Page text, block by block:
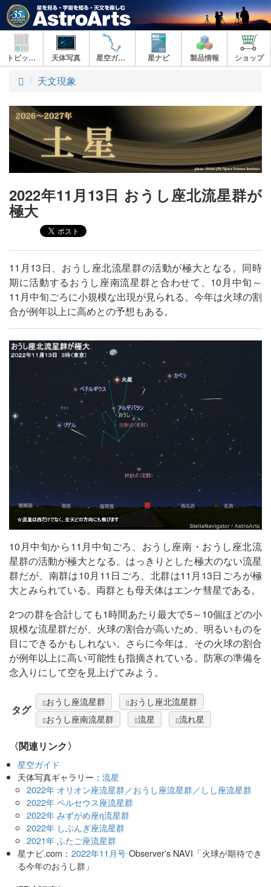
トピックス 天体写真 星空ガイド 星ナビ 製品情報 ショップ
ト
プ
天文現象
2022年11月13日 おうし座北流星群が
極大
11月13日、おうし座北流星群の活動が極大となる。同時
期に活動するおうし座南流星群と合わせて、10月中旬～
11月中旬ごろに小規模な出現が見られる。今年は火球の割
合が例年以上に高めとの予想もある。
10月中旬から11月中旬ごろ、おうし座南・おうし座北流
星群の活動が極大となる。はっきりとした極大のない流星
群だが、南群は10月11日ごろ、北群は11月13日ごろが極
大とみられている。両群とも母天体はエンケ彗星である。
2つの群を合計しても1時間あたり最大で5～10個ほどの小
規模な流星群だが、火球の割合が高いため、明るいものを
目にできるかもしれない。さらに今年は、その火球の割合
が例年以上に高い可能性も指摘されている。防寒の準備を
念入りにして空を見上げてみよう。
タグ
おうし座流星群
おうし座北流星群
おうし座南流星群
流星 流れ星
〈関連リンク〉
星空ガイド
天体写真ギャラリー：流星
2022年 オリオン座流星群／おうし座流星群／しし座流星群
2022年 ペルセウス座流星群
2022年 みずがめ座η流星群
2022年 しぶんぎ座流星群
2021年 ふたご座流星群
星ナビ.com： 2022年11月号 Observer's NAVI「火球が期待でき
る今年のおうし群」